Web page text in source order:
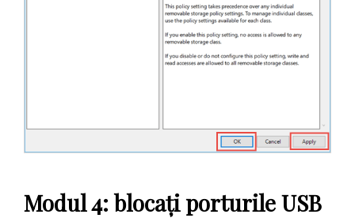
Modul 4: blocați porturile USB